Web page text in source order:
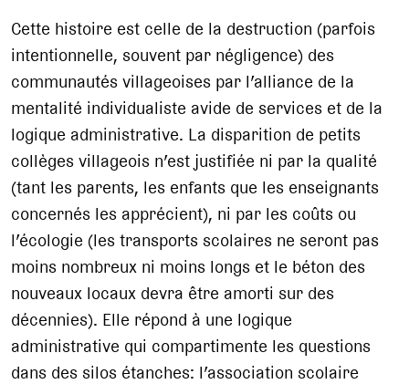
Cette histoire est celle de la destruction (parfois
intentionnelle, souvent par négligence) des
communautés villageoises par l’alliance de la
mentalité individualiste avide de services et de la
logique administrative. La disparition de petits
collèges villageois n’est justifiée ni par la qualité
(tant les parents, les enfants que les enseignants
concernés les apprécient), ni par les coûts ou
l’écologie (les transports scolaires ne seront pas
moins nombreux ni moins longs et le béton des
nouveaux locaux devra être amorti sur des
décennies). Elle répond à une logique
administrative qui compartimente les questions
dans des silos étanches: l’association scolaire